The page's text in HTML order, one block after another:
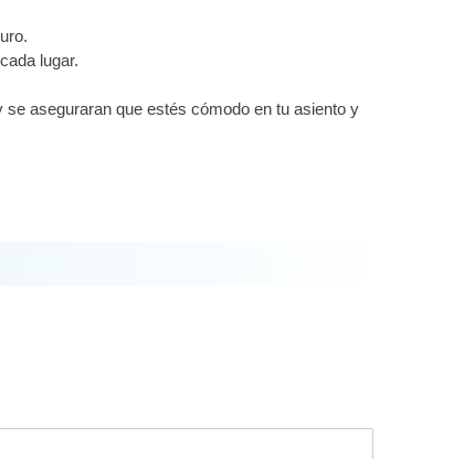
lugar.
aseguraran que estés cómodo en tu asiento y